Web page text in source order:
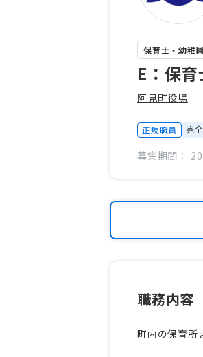
保育士・幼稚
E：保
阿見町役場
正規職員 完
募集期間：
職務内容
町内の保育所